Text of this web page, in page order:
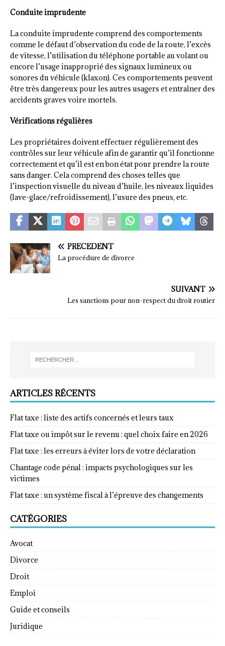
Conduite imprudente
La conduite imprudente comprend des comportements
comme le défaut d’observation du code de la route, l’excès
de vitesse, l’utilisation du téléphone portable au volant ou
encore l’usage inapproprié des signaux lumineux ou
sonores du véhicule (klaxon). Ces comportements peuvent
être très dangereux pour les autres usagers et entraîner des
accidents graves voire mortels.
Vérifications régulières
Les propriétaires doivent effectuer régulièrement des
contrôles sur leur véhicule afin de garantir qu’il fonctionne
correctement et qu’il est en bon état pour prendre la route
sans danger. Cela comprend des choses telles que
l’inspection visuelle du niveau d’huile, les niveaux liquides
(lave-glace/refroidissement), l’usure des pneus, etc.
PRÉCÉDENT
La procédure de divorce
SUIVANT
Les sanctions pour non-respect du droit routier
ARTICLES RÉCENTS
Flat taxe : liste des actifs concernés et leurs taux
Flat taxe ou impôt sur le revenu : quel choix faire en 2026
Flat taxe : les erreurs à éviter lors de votre déclaration
Chantage code pénal : impacts psychologiques sur les
victimes
Flat taxe : un système fiscal à l’épreuve des changements
CATÉGORIES
Avocat
Divorce
Droit
Emploi
Guide et conseils
Juridique